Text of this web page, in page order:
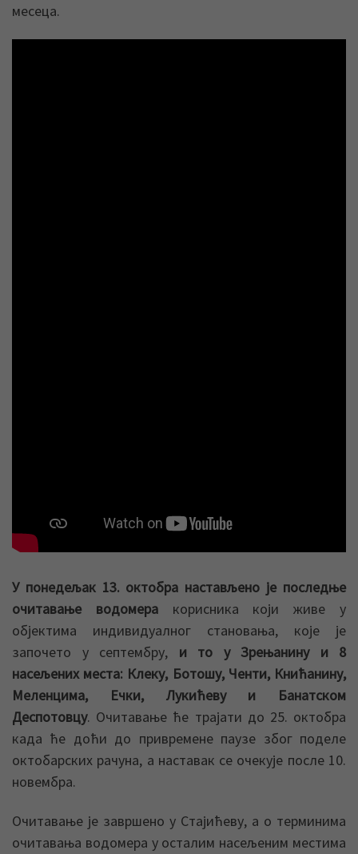
месеца.
У понедељак 13. октобра настављено је последње
очитавање водомеракорисника који живе у
објектима индивидуалног становања, које је
започето у септембру, и то у Зрењанину и 8
насељених места: Клеку, Ботошу, Ченти, Книћанину,
Меленцима, Ечки, Лукићеву и Банатском
Деспотовцу. Очитавање ће трајати до 25. октобра
када ће доћи до привремене паузе због поделе
октобарских рачуна, а наставак се очекује после 10.
новембра.
Очитавање је завршено у Стајићеву, а о терминима
очитавања водомера у осталим насељеним местима